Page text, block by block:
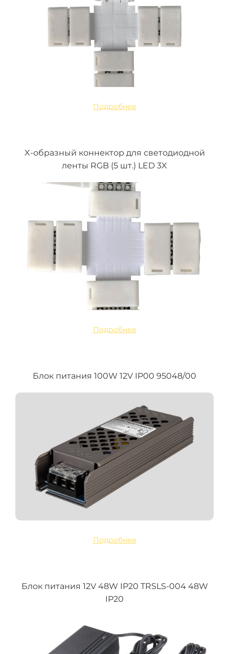
Подробнее
X-образный коннектор для светодиодной
ленты RGB (5 шт.) LED 3X
Подробнее
Блок питания 100W 12V IP00 95048/00
Подробнее
Блок питания 12V 48W IP20 TRSLS-004 48W
IP20